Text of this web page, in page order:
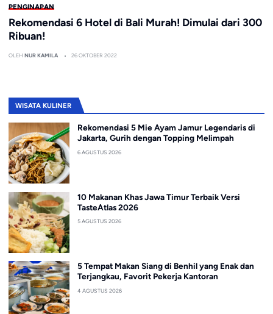
PENGINAPAN
Rekomendasi 6 Hotel di Bali Murah! Dimulai dari 300
Ribuan!
OLEH NUR KAMILA 26 OKTOBER 2022
WISATA KULINER
Rekomendasi 5 Mie Ayam Jamur Legendaris di
Jakarta, Gurih dengan Topping Melimpah
6 AGUSTUS 2026
10 Makanan Khas Jawa Timur Terbaik Versi
TasteAtlas 2026
5 AGUSTUS 2026
5 Tempat Makan Siang di Benhil yang Enak dan
Terjangkau, Favorit Pekerja Kantoran
4 AGUSTUS 2026